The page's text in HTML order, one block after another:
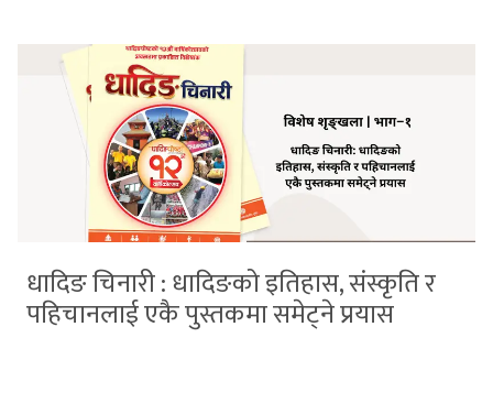
धादिङ चिनारी : धादिङको इतिहास, संस्कृति र
पहिचानलाई एकै पुस्तकमा समेट्ने प्रयास